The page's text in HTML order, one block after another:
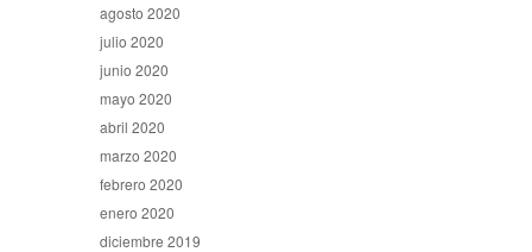
agosto 2020
julio 2020
junio 2020
mayo 2020
abril 2020
marzo 2020
febrero 2020
enero 2020
diciembre 2019